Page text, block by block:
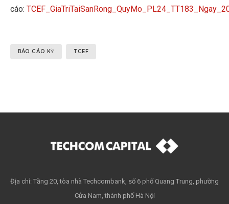
cáo:
BÁO CÁO KỲ TCEF
Địa chỉ: Tầng 20, tòa nhà Techcombank, số 6 phố Quang Trung, phường
Cửa Nam, thành phố Hà Nội